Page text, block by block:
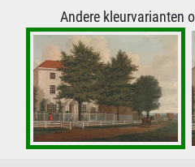
Andere kleurvarianten